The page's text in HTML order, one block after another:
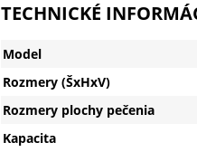
TECHNICKÉ
Model
Rozmery (ŠxHxV)
Rozmery plochy pečenia
Kapacita